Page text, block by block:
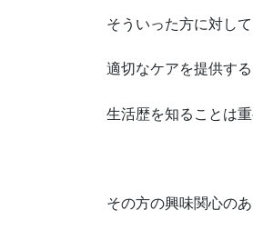
そういった方に対して
適切なケアを提供す
生活歴を知ることは重
その方の興味関心の